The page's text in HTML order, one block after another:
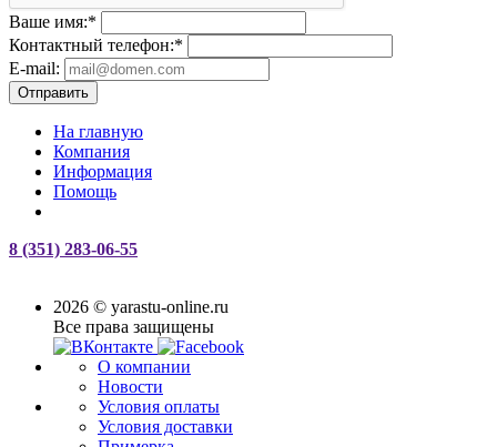
Ваше имя:*
Контактный телефон:*
E-mail:
Отправить
На главную
Компания
Информация
Помощь
8 (351) 283-06-55
2026 © yarastu-online.ru
Все права защищены
О компании
Новости
Условия оплаты
Условия доставки